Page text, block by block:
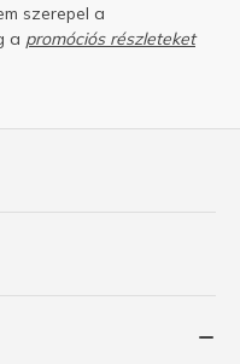
szerepel a
a promóciós részleteket